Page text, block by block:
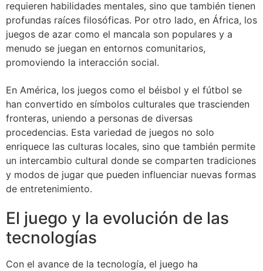
requieren habilidades mentales, sino que también tienen
profundas raíces filosóficas. Por otro lado, en África, los
juegos de azar como el mancala son populares y a
menudo se juegan en entornos comunitarios,
promoviendo la interacción social.
En América, los juegos como el béisbol y el fútbol se
han convertido en símbolos culturales que trascienden
fronteras, uniendo a personas de diversas
procedencias. Esta variedad de juegos no solo
enriquece las culturas locales, sino que también permite
un intercambio cultural donde se comparten tradiciones
y modos de jugar que pueden influenciar nuevas formas
de entretenimiento.
El juego y la evolución de las
tecnologías
Con el avance de la tecnología, el juego ha